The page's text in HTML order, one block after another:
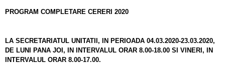
PROGRAM COMPLETARE CERERI 2020
LA SECRETARIATUL UNITATII, IN PERIOADA 04.03.2020-23.03.2020,
DE LUNI PANA JOI, IN INTERVALUL ORAR 8.00-18.00 SI VINERI, IN
INTERVALUL ORAR 8.00-17.00.